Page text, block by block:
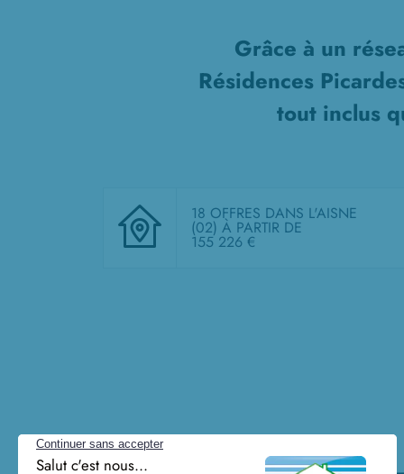
Grâce à un
Résidences
tout inclus
18 OFFRES DANS L'AISNE
(02) À PARTIR DE
155 226 €